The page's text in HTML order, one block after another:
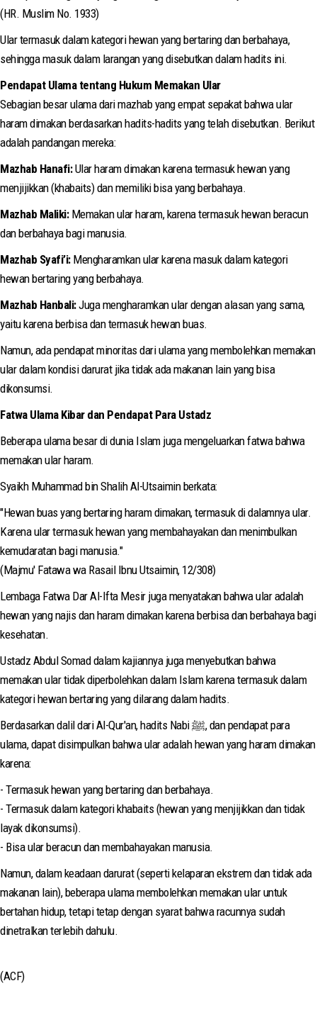
(HR. Muslim No. 1933)
Ular termasuk dalam kategori hewan yang bertaring dan berbahaya,
sehingga masuk dalam larangan yang disebutkan dalam hadits ini.
Pendapat Ulama tentang Hukum Memakan Ular
Sebagian besar ulama dari mazhab yang empat sepakat bahwa ular
haram dimakan berdasarkan hadits-hadits yang telah disebutkan. Berikut
adalah pandangan mereka:
Mazhab Hanafi:Ular haram dimakan karena termasuk hewan yang
menjijikkan (khabaits) dan memiliki bisa yang berbahaya.
Mazhab Maliki: Memakan ular haram, karena termasuk hewan beracun
dan berbahaya bagi manusia.
Mazhab Syafi’i: Mengharamkan ular karena masuk dalam kategori
hewan bertaring yang berbahaya.
Mazhab Hanbali:Juga mengharamkan ular dengan alasan yang sama,
yaitu karena berbisa dan termasuk hewan buas.
Namun, ada pendapat minoritas dari ulama yang membolehkan memakan
ular dalam kondisi darurat jika tidak ada makanan lain yang bisa
dikonsumsi.
Fatwa Ulama Kibar dan Pendapat Para Ustadz
Beberapa ulama besar di dunia Islam juga mengeluarkan fatwa bahwa
memakan ular haram.
Syaikh Muhammad bin Shalih Al-Utsaimin berkata:
"Hewan buas yang bertaring haram dimakan, termasuk di dalamnya ular.
Karena ular termasuk hewan yang membahayakan dan menimbulkan
kemudaratan bagi manusia."
(Majmu' Fatawa wa Rasail Ibnu Utsaimin, 12/308)
Lembaga Fatwa Dar Al-Ifta Mesir juga menyatakan bahwa ular adalah
hewan yang najis dan haram dimakan karena berbisa dan berbahaya bagi
kesehatan.
Ustadz Abdul Somad dalam kajiannya juga menyebutkan bahwa
memakan ular tidak diperbolehkan dalam Islam karena termasuk dalam
kategori hewan bertaring yang dilarang dalam hadits.
Berdasarkan dalil dari Al-Qur'an, hadits Nabi ﷺ, dan pendapat para
ulama, dapat disimpulkan bahwa ular adalah hewan yang haram dimakan
karena:
- Termasuk hewan yang bertaring dan berbahaya.
- Termasuk dalam kategori khabaits (hewan yang menjijikkan dan tidak
layak dikonsumsi).
- Bisa ular beracun dan membahayakan manusia.
Namun, dalam keadaan darurat (seperti kelaparan ekstrem dan tidak ada
makanan lain), beberapa ulama membolehkan memakan ular untuk
bertahan hidup, tetapi tetap dengan syarat bahwa racunnya sudah
dinetralkan terlebih dahulu.
(ACF)